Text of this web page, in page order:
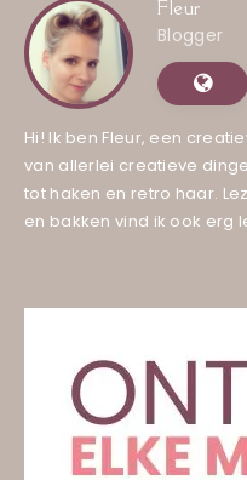
Fleur
Blogger
Hi! Ik ben Fleur, een
van allerlei creatieve
tot haken en retro haar.
en bakken vind ik ook erg